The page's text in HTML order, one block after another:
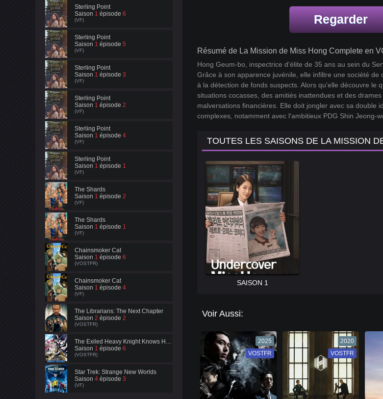
Sterling Point
Saison 1 épisode 6
(VF)
Sterling Point
Saison 1 épisode 5
(VF)
Sterling Point
Saison 1 épisode 3
(VF)
Sterling Point
Saison 1 épisode 2
(VF)
Sterling Point
Saison 1 épisode 4
(VF)
Sterling Point
Saison 1 épisode 1
(VF)
The Shards
Saison 1 épisode 2
(VF)
The Shards
Saison 1 épisode 1
(VF)
Chainsmoker Cat
Saison 1 épisode 6
(VOSTFR)
Chainsmoker Cat
Saison 1 épisode 4
(VF)
The Librarians: The Next Chapter
Saison 2 épisode 2
(VOSTFR)
The Exiled Heavy Knight Knows How to Game the System
Saison 1 épisode 6
(VOSTFR)
Star Trek: Strange New Worlds
Saison 4 épisode 3
(VF)
Regarder
Résumé de La Mission de Miss Hong Complete en
Hong Geum-bo, inspectrice d'élite de 35 ans au sein du
Grâce à son apparence juvénile, elle infiltre une société
à la détection de fonds suspects. Alors qu'elle découvre
situations cocasses, des amitiés inattendues et des
malversations financières. Elle doit jongler avec sa
complexes, notamment avec l'ambitieux PDG Shin
TOUTES LES SAISONS DE LA MISSION
SAISON 1
Voir Aussi:
2025
VF
VOSTFR
2020
VF
VOSTFR